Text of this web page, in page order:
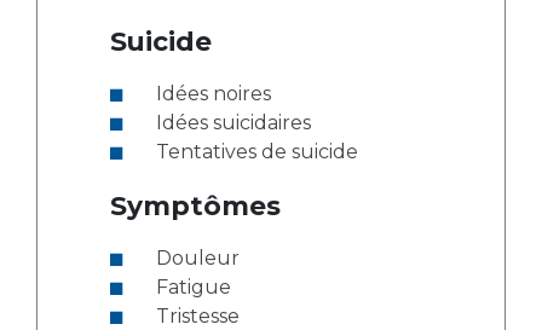
Suicide
Idées noires
Idées suicidaires
Tentatives de suicide
Symptômes
Douleur
Fatigue
Tristesse